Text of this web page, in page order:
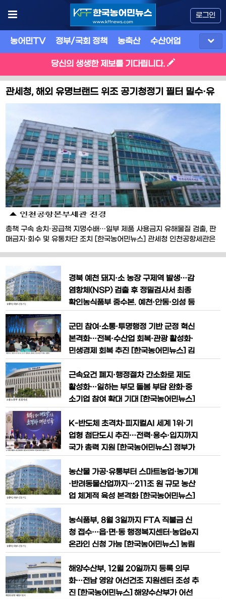
로그인
농어민TV 정부/국회 정책 농축산 수산어업
당신의 생생한 제보를 기다립니다.
관세청, 해외 유명브랜드 위조 공기청정기 필터 밀수·유
통조직 적발…70억 원 상당 6만9천 점 압수
총책 구속 송치·공급책 지명수배…일부 제품 사용금지 유해물질 검출, 판
매금지·회수 및 유통차단 조치 [한국농어민뉴스] 관세청 인천공항세관은
약 70억 원 상당)을 중국에서 불법 수입해 국내에 유통한 조직을 적발하
고, 지난 5월 19일 총책 A씨를 관세법 및 상표법 위반 혐의로 구속 송치했
다고 밝혔다. 인천공항세관은경북 예천 돼지·소 농장 구제역 발생…감
염항체(NSP) 검출 후 정밀검사서 최종
확인농식품부 중수본, 예천·안동·의성 등
리 긴급 백신접종 실시 [한국농어민뉴스]
경북 예천에서 돼지와 소(牛) 농장의 구제
역 발생이 최종 확인되면서 방역당국이 최
항체(NSP) 검출을 계기로 실시한 정밀검
사에서 구제역 항원이 확인됨에
군민 참여·소통·투명행정 기반 군정 혁신
본격화…전복·수산업 회복·관광 활성화·
민생경제 회복 추진 [한국농어민뉴스] 김
로 공식 취임하며 민선 9기 완도군정의 새
로운 출발을 알렸다. 김 군수는 민선 9기
군정 슬로건인 '참여 자치 실현! 함께 여는
통을 기반으로 한 군정 혁신, 전복·수산업
회복, 관광 활
근속요건 폐지·행정절차 간소화로 제도
활성화…일하는 부모 돌봄 부담 완화·중
소기업 참여 확대 기대 [한국농어민뉴스]
0시 출근제'가 시행 3개월 만에 신청자 1
천 명을 넘어서며 현장에 빠르게 확산되고
있다. 정부는 제도 이용을 더욱 활성화하
고 행정절차를 간소화하는 등 지원 제도를
개선한다. 고용노동부는 올해
K-반도체 초격차·피지컬AI 세계 1위·기
업형 첨단도시 추진…전력·용수·입지까지
국가 총력 지원 [한국농어민뉴스] 정부가
대한민국 미래 성장동력으로 육성하기 위
해 총 1,350조원 규모의 '3대 메가프로젝
트'를 본격 추진한다. 서남권 800조원 반
데이터센터 구축을 중심으로 AI 반도체,
피지컬AI,
농산물 가공·유통부터 스마트농업·농기계
·반려동물산업까지…211조 원 규모 농산
업 체계적 육성 본격화 [한국농어민뉴스]
관련 서비스업, 농기계·비료·농약 등 농업
전후방 산업을 포괄하는 '농산업' 육성의
법적 기반이 마련됐다. 정부는 이번 제도
로 육성하고 첨단기술 융합과 수출 확대를
본격 추진할 계획이다. 농림축
농식품부, 8월 3일까지 FTA 직불금 신
청 접수…읍·면·동 행정복지센터·농업e지
온라인 신청 가능 [한국농어민뉴스] 농림
A) 피해보전직접지불금 지원 대상 품목으
로 염소고기를 최종 확정했다. 자유무역협
정(FTA) 이행에 따른 수입 증가로 가격
해양수산부, 12월 20일까지 등록 의무
화…전남 영암 어선건조 지원센터 조성 추
진 [한국농어민뉴스] 해양수산부가 어선